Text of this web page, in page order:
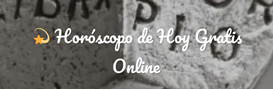
Horóscopo de Hoy Gratis
Online